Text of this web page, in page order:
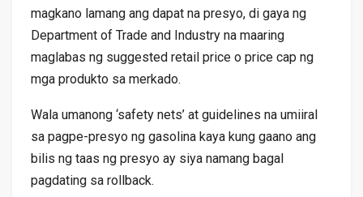
magkano lamang ang dapat na presyo, di gaya ng
Department of Trade and Industry na maaring
maglabas ng suggested retail price o price cap ng
mga produkto sa merkado.
Wala umanong ‘safety nets’ at guidelines na umiiral
sa pagpe-presyo ng gasolina kaya kung gaano ang
bilis ng taas ng presyo ay siya namang bagal
pagdating sa rollback.